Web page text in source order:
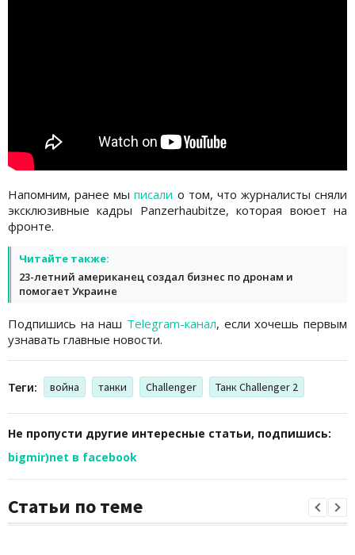
Напомним, ранее мыписали о том, что журналисты сняли
эксклюзивные кадры Panzerhaubitze, которая воюет на
фронте.
Читайте также:
23-летний американец создал бизнес по дронам и
помогает Украине
Подпишись на наш Telegram-канал, если хочешь первым
узнавать главные новости.
Теги: война танки Challenger Танк Challenger 2
Не пропусти другие интересные статьи, подпишись:
bigmir)net в facebook
Статьи по теме